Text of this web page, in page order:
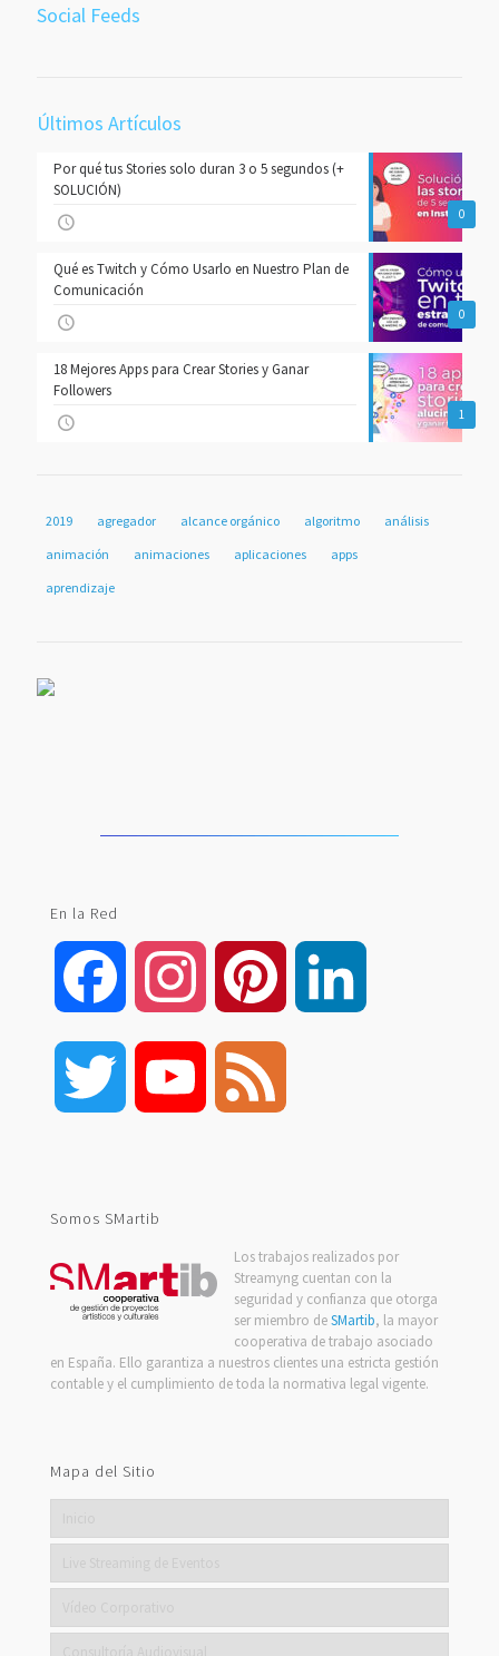
Social Feeds
Últimos Artículos
0
Por qué tus Stories solo duran 3 o 5 segundos (+
SOLUCIÓN)
0
Qué es Twitch y Cómo Usarlo en Nuestro Plan de
Comunicación
1
18 Mejores Apps para Crear Stories y Ganar
Followers
2019 agregador alcance orgánico algoritmo
análisis
animación
animaciones aplicaciones
apps
aprendizaje
En la Red
Facebook Instagram Pinterest
Twitter YouTube
Somos SMartib
Los trabajos realizados por
Streamyng cuentan con la
seguridad y confianza que otorga
ser miembro deSMartib, la mayor
cooperativa de trabajo asociado
en España. Ello garantiza a nuestros clientes una estricta gestión
contable y el cumplimiento de toda la normativa legal vigente.
Mapa del Sitio